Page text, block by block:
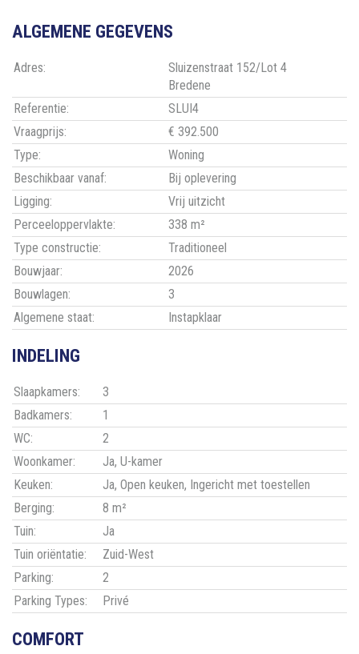
ALGEMENE GEGEVENS
Adres:
Sluizenstraat 152/Lot 4
Bredene
Referentie:
SLUI4
Vraagprijs:
€ 392.500
Type:
Woning
Beschikbaar vanaf:
Bij oplevering
Ligging:
Vrij uitzicht
Perceeloppervlakte:
338 m²
Type constructie:
Traditioneel
Bouwjaar:
2026
Bouwlagen:
3
Algemene staat:
Instapklaar
INDELING
Slaapkamers:
3
Badkamers:
1
WC:
2
Woonkamer:
Ja, U-kamer
Keuken:
Ja, Open keuken, Ingericht met toestellen
Berging:
8 m²
Tuin:
Ja
Tuin oriëntatie:
Zuid-West
Parking:
2
Parking Types:
Privé
COMFORT